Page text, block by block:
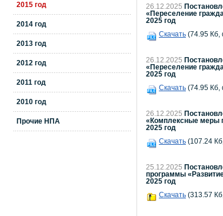
2015 год
2014 год
2013 год
2012 год
2011 год
2010 год
Прочие НПА
26.12.2025
«Переселение
2025 год
Скачать (74.95 Кб,
26.12.2025
«Переселение
2025 год
Скачать (74.95 Кб,
26.12.2025
«Комплексные меры
2025 год
Скачать (107.24
25.12.2025
программы
2025 год
Скачать (313.57